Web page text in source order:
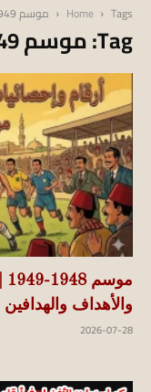
Home Tags موسم 1948/1949
Tag: موسم 1948/1949
والأهداف والهدافين
2026-07-28